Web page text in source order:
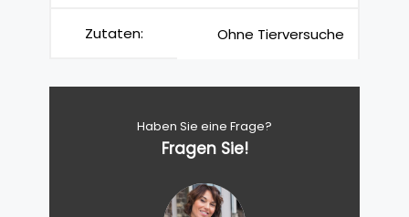
Zutaten: Ohne Tierversuche
Haben Sie eine Frage?
Fragen Sie!